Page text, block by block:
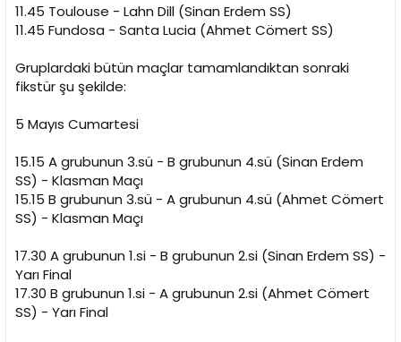
11.45 Toulouse - Lahn Dill (Sinan Erdem SS)
11.45 Fundosa - Santa Lucia (Ahmet Cömert SS)
Gruplardaki bütün maçlar tamamlandıktan sonraki
fikstür şu şekilde:
5 Mayıs Cumartesi
15.15 A grubunun 3.sü - B grubunun 4.sü (Sinan Erdem
SS) - Klasman Maçı
15.15 B grubunun 3.sü - A grubunun 4.sü (Ahmet Cömert
SS) - Klasman Maçı
17.30 A grubunun 1.si - B grubunun 2.si (Sinan Erdem SS) -
Yarı Final
17.30 B grubunun 1.si - A grubunun 2.si (Ahmet Cömert
SS) - Yarı Final